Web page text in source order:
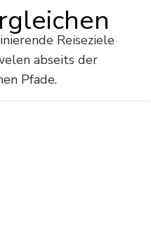
Reiseziele
abseits der
Pfade.